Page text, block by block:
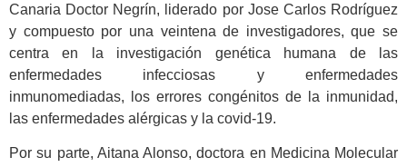
Canaria Doctor Negrín, liderado por Jose Carlos Rodríguez
y compuesto por una veintena de investigadores, que se
centra en la investigación genética humana de las
enfermedades infecciosas y enfermedades
inmunomediadas, los errores congénitos de la inmunidad,
las enfermedades alérgicas y la covid-19.
Por su parte, Aitana Alonso, doctora en Medicina Molecular